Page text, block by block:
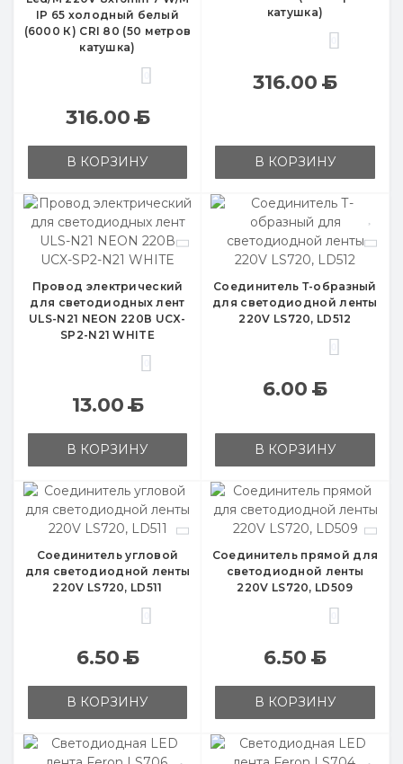
IP 65 холодный белый
(6000 К) CRI 80 (50 метров
катушка)
316.00Б
В КОРЗИНУ
катушка)
316.00Б
В КОРЗИНУ
Провод электрический
для светодиодных лент
ULS-N21 NEON 220В UCX-
SP2-N21 WHITE
13.00Б
В КОРЗИНУ
Соединитель Т-образный
для светодиодной ленты
220V LS720, LD512
6.00Б
В КОРЗИНУ
Соединитель угловой
для светодиодной ленты
220V LS720, LD511
6.50Б
В КОРЗИНУ
Соединитель прямой для
светодиодной ленты
220V LS720, LD509
6.50Б
В КОРЗИНУ